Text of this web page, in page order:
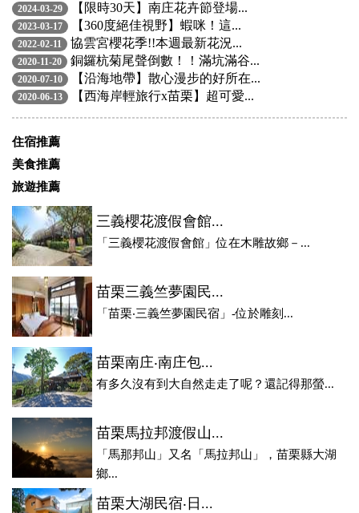
2024-03-29 【限時30天】南庄花卉節登場...
2023-03-17 【360度絕佳視野】蝦咪！這...
2022-02-11 協雲宮櫻花季!!本週最新花況...
2020-11-20 銅鑼杭菊尾聲倒數！！滿坑滿谷...
2020-07-10 【沿海地帶】散心漫步的好所在...
2020-06-13 【西海岸輕旅行x苗栗】超可愛...
住宿推薦
美食推薦
旅遊推薦
三義櫻花渡假會館...
「三義櫻花渡假會館」位在木雕故鄉－...
苗栗三義竺夢園民...
「苗栗‧三義竺夢園民宿」-位於雕刻...
苗栗南庄‧南庄包...
有多久沒有到大自然走走了呢？還記得那螢...
苗栗馬拉邦渡假山...
「馬那邦山」又名「馬拉邦山」，苗栗縣大湖
鄉...
苗栗大湖民宿‧日...